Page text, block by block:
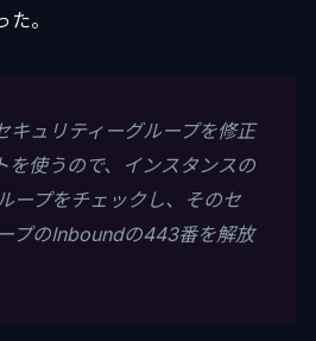
。
キュリティーグループを修正
を使うので、インスタンスの
ープをチェックし、そのセ
プのInboundの443番を解放